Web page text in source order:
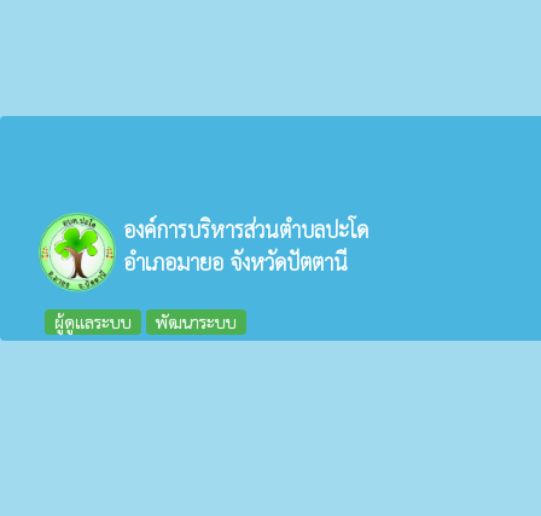
องค์การบริหารส่วนตำบลปะโด
อำเภอมายอ จังหวัดปัตตานี
ผู้ดูแลระบบ พัฒนาระบบ